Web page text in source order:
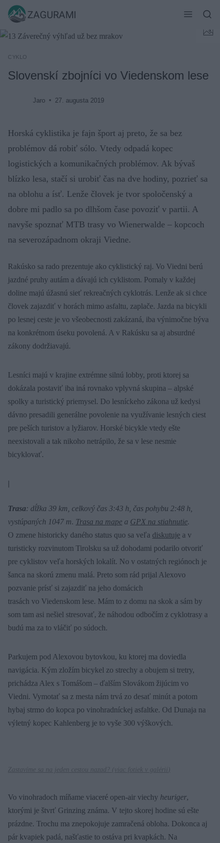
Skip
content
ZAGURAMI
CYKLO
Slovenskí zbojníci vo Viedenskom lese
Jaro 27. augusta 2019
Horská cyklistika je fajn šport aj preto, že sa bez
problémov dá robiť sólo. Vtedy odpadá kopec
logistických a komunikačných problémov. Ak bývaš
blízko lesa, stačí si urobiť čas na dve hodiny, pozrieť sa
na oblohu a ísť. Lenže človek je tvor spoločenský a
dobre mi padlo sa po dlhšom čase povoziť v partii. A
navyše spoznať MTB trasy vo Wienerwalde – kopcoch
na severozápadnom okraji Viedne.
Rakúsko sa rado prezentuje ako cyklistický raj. Vo Viedni berú
jazdné pruhy autám a dávajú ich cyklistom. Pomaly v každej
doline majú úžasnú sieť rekreačných cyklotrás. Lenže ak si chce
človek zajazdiť v horách mimo asfaltu, zaplače. Jazda na bicykli
po lesnej ceste je vo všeobecnosti zakázaná, iba výnimočne býva
na konkrétnom úseku povolená. A v Rakúsku sa aj absurdné
zákony dodržiavajú.
Lesníci majú v krajine extrémne silnú lobby, proti ktorej sa
dokázala postaviť iba iná rovnako vplyvná skupina – alpské
spolky a turistický priemysel. Do lesníckeho zákona už kedysi
dávno presadili generálne povolenie na využívanie lesných ciest
pre peších turistov a lyžiarov. Horské bicykle vtedy ešte
neexistovali a tak nikoho netrápilo, že sa v lese nesmie
bicyklovať.
|
Trasa: dĺžka 39 km, celkový čas 3:43 h, čas pohybu 2:48 h,
vystúpaných 1047 m. Trasa na mape a GPX na stiahnutie.
O zmene historicky daného status quo sa veľa diskutuje a v
turisticky rozvinutom Tirolsku sa už dohodami podarilo otvoriť
pre cyklistov veľa horských lokalít. No v ostatných regiónoch je
šanca na skorú zmenu malá. Preto som rád prijal Alexovo
pozvanie prísť si zajazdiť na jeho domácich
trasách vo Viedenskom lese. Mám to z domu na skok a sám by
som tam asi nešiel stresovať, že náhodou odbočím z cyklotrasy a
budú ma za to vláčiť po súdoch.
Parkujem pod Alexovou bytovkou, ku ktorej ma doviedla
navigácia. Kým zložím bicykel zo strechy a obujem si tretry,
prichádza Alex s Tomášom – ďalším Slovákom žijúcim vo
Viedni. Vymotať sa z mesta nám trvá zo desať minút a potom
hybaj strmo do kopca po vinohradníckej asfaltke. Od Dunaja na
výletný kopec Kahlenberg je to vyše 300 výškových.
Zastavíme sa na jeden cestou nazad? ( viac fotiek v galérii )
Vo vinohradoch míňame viaceré open-air viechy heuriger,
ktorými je štvrť Grinzing známa. V tejto skorej hodine sú ešte
prázdne. Trochu ma znepokojuje zamračená obloha. Dokonca aj
pár kvapiek padá, našťastie to ostáva pri kvapkách. Na